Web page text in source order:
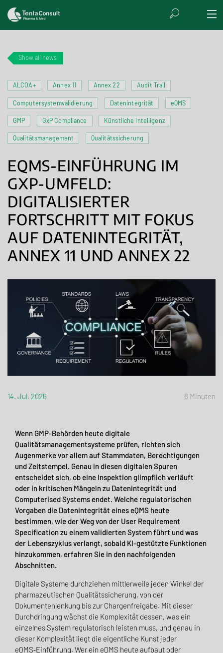
Show all news
ALCOA+ Annex 11 Annex 22 Audit Trail
Computersystemvalidierung Datenintegrität eQMS
GMP GxP Compliance Künstliche Intelligenz
Qualitätsmanagement Qualitätssicherung
EQMS-EINFÜHRUNG IM
GXP-UMFELD:
DIGITALISIERTER
FORTSCHRITT MIT FOKUS
AUF DATENINTEGRITÄT,
ANNEX 11 UND ANNEX 22
14. Jul. 2026 8 Minuten
Wenn GMP-Behörden heute digitale
Qualitätsmanagementsysteme prüfen, richten sich
Augenmerke vor allem auf Stammdaten, Berechtigungen
und Zeitstempel. Genau in diesen digitalen Spuren
entscheidet sich, ob eine Inspektion glimpflich verläuft
oder in kritischen Mängeln zu Datenintegrität und
Computerised Systems endet. Welche regulatorischen
Vorgaben die Datenintegrität eines eQMS heute
bestimmen, wie der Weg von der User Requirement
Specification zu einem validierten System führt und was
der Lebenszyklus verlangt, sobald KI-gestützte Funktionen
hinzukommen, erfahren Sie in den nachfolgenden
Abschnitten.
Digitale Systeme durchziehen mittlerweile jeden Winkel der
pharmazeutischen Qualitätssicherung, von der
Dokumentenlenkung bis zur Chargenfreigabe. Mit dieser
Durchdringung wächst die Komplexität dessen, was ein
einzelnes System regulatorisch leisten muss, und genau in
dieser Komplexität liegt die eigentliche Kunst jeder
eQMS‑Einführung. Wer ein eQMS heute aufbaut oder